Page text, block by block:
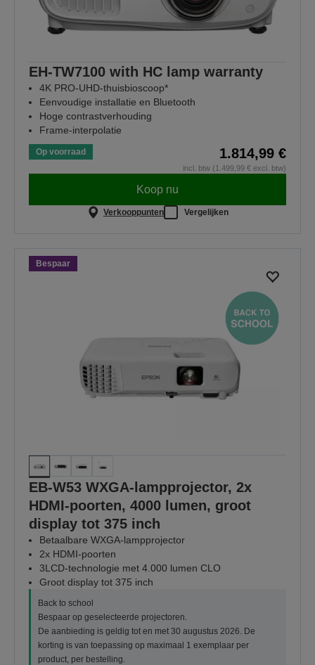
EH-TW7100 with HC lamp warranty
4K PRO-UHD-thuisbioscoop*
Eenvoudige installatie en Bluetooth
Hoge contrastverhouding
Frame-interpolatie
Op voorraad 1.814,99 €
incl. btw (1.499,99 € excl. btw)
Koop nu
Verkooppunten Vergelijken
Bespaar
EB-W53 WXGA-lampprojector, 2x
HDMI-poorten, 4000 lumen, groot
display tot 375 inch
Betaalbare WXGA-lampprojector
2x HDMI-poorten
3LCD-technologie met 4.000 lumen CLO
Groot display tot 375 inch
Back to school
Bespaar op geselecteerde projectoren.
De aanbieding is geldig tot en met 30 augustus 2026. De
korting is van toepassing op maximaal 1 exemplaar per
product, per bestelling.